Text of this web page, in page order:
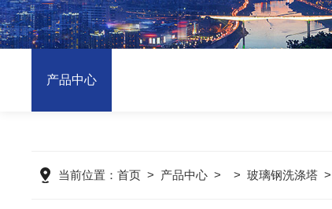
产品中心
当前位置：首页 > 产品中心 > >玻璃钢洗涤塔